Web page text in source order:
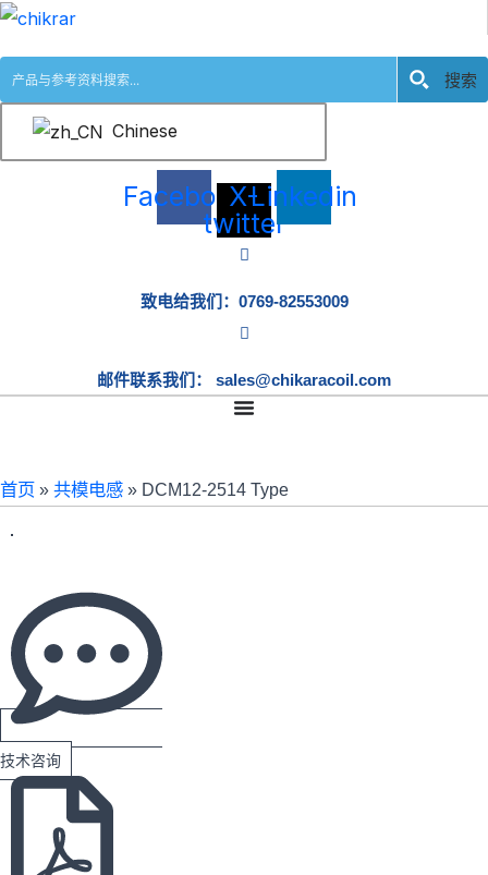
跳
内
搜索
Chinese
FacebookX-
twitter
Linkedin
致电给我们：0769-82553009
邮件联系我们： sales@chikaracoil.com
首页 » 共模电感 » DCM12-2514 Type
技术咨询